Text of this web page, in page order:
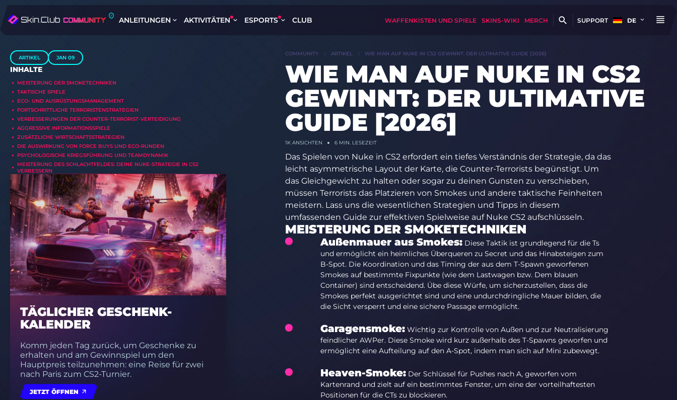
ANLEITUNGEN AKTIVITÄTEN ESPORTS CLUB WAFFENKISTEN UND SPIELE SKINS-WIKI MERCH SUPPORT DE
ARTIKEL JAN 09
INHALTE
MEISTERUNG DER SMOKETECHNIKEN
TAKTISCHE SPIELE
ECO- UND AUSRÜSTUNGSMANAGEMENT
FORTSCHRITTLICHE TERRORISTENSTRATEGIEN
VERBESSERUNGEN DER COUNTER-TERRORIST-VERTEIDIGUNG
AGGRESSIVE INFORMATIONSSPIELE
ZUSÄTZLICHE WIRTSCHAFTSSTRATEGIEN
DIE AUSWIRKUNG VON FORCE BUYS UND ECO-RUNDEN
PSYCHOLOGISCHE KRIEGSFÜHRUNG UND TEAMDYNAMIK
MEISTERUNG DES SCHLACHTFELDES: DEINE NUKE-STRATEGIE IN CS2
VERBESSERN
TÄGLICHER GESCHENK-
KALENDER
Komm jeden Tag zurück, um Geschenke zu
erhalten und am Gewinnspiel um den
Hauptpreis teilzunehmen: eine Reise für zwei
nach Paris zum CS2-Turnier.
JETZT ÖFFNEN
COMMUNITY ARTIKEL WIE MAN AUF NUKE IN CS2 GEWINNT: DER ULTIMATIVE GUIDE [2026]
WIE MAN AUF NUKE IN CS2
GEWINNT: DER ULTIMATIVE
GUIDE [2026]
1KANSICHTEN 6 MIN. LESEZEIT
Das Spielen von Nuke in CS2 erfordert ein tiefes Verständnis der Strategie, da das
leicht asymmetrische Layout der Karte, die Counter-Terrorists begünstigt. Um
das Gleichgewicht zu halten oder sogar zu deinen Gunsten zu verschieben,
müssen Terrorists das Platzieren von Smokes und andere taktische Feinheiten
meistern. Lass uns die wesentlichen Strategien und Tipps in diesem
umfassenden Guide zur effektiven Spielweise auf Nuke CS2 aufschlüsseln.
MEISTERUNG DER SMOKETECHNIKEN
Außenmauer aus Smokes:Diese Taktik ist grundlegend für die Ts
und ermöglicht ein heimliches Überqueren zu Secret und das Hinabsteigen zum
B-Spot. Die Koordination und das Timing der aus dem T-Spawn geworfenen
Smokes auf bestimmte Fixpunkte (wie dem Lastwagen bzw. Dem blauen
Container) sind entscheidend. Übe diese Würfe, um sicherzustellen, dass die
Smokes perfekt ausgerichtet sind und eine undurchdringliche Mauer bilden, die
die Sicht versperrt und eine sichere Passage ermöglicht.
Garagensmoke:Wichtig zur Kontrolle von Außen und zur Neutralisierung
feindlicher AWPer. Diese Smoke wird kurz außerhalb des T-Spawns geworfen und
ermöglicht eine Aufteilung auf den A-Spot, indem man sich auf Mini zubewegt.
Heaven-Smoke:Der Schlüssel für Pushes nach A, geworfen vom
Kartenrand und zielt auf ein bestimmtes Fenster, um eine der vorteilhaftesten
Positionen für die CTs zu blockieren.